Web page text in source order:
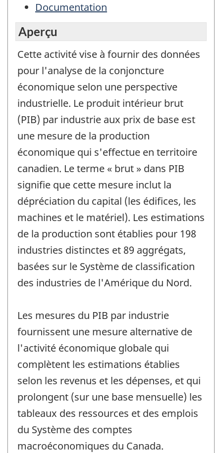
Documentation
Aperçu
Cette activité vise à fournir des données
pour l'analyse de la conjoncture
économique selon une perspective
industrielle. Le produit intérieur brut
(PIB) par industrie aux prix de base est
une mesure de la production
économique qui s'effectue en territoire
canadien. Le terme « brut » dans PIB
signifie que cette mesure inclut la
dépréciation du capital (les édifices, les
machines et le matériel). Les estimations
de la production sont établies pour 198
industries distinctes et 89 aggrégats,
basées sur le Système de classification
des industries de l'Amérique du Nord.
Les mesures du PIB par industrie
fournissent une mesure alternative de
l'activité économique globale qui
complètent les estimations établies
selon les revenus et les dépenses, et qui
prolongent (sur une base mensuelle) les
tableaux des ressources et des emplois
du Système des comptes
macroéconomiques du Canada.